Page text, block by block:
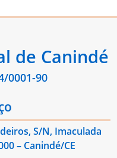
de Canindé
0001-90
S/N, Imaculada
– Canindé/CE